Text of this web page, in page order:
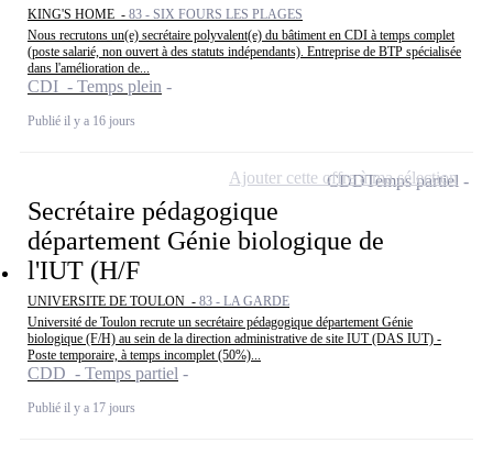
KING'S HOME - 83 - SIX FOURS LES PLAGES
Nous recrutons un(e) secrétaire polyvalent(e) du bâtiment en CDI à temps complet
(poste salarié, non ouvert à des statuts indépendants). Entreprise de BTP spécialisée
dans l'amélioration de...
CDI - Temps plein
Publié il y a 16 jours
Secrétaire pédagogique
département Génie biologique de
l'IUT (H/F
UNIVERSITE DE TOULON - 83 - LA GARDE
Université de Toulon recrute un secrétaire pédagogique département Génie
biologique (F/H) au sein de la direction administrative de site IUT (DAS IUT) -
Poste temporaire, à temps incomplet (50%)...
CDD - Temps partiel
Publié il y a 17 jours
CDDTemps partiel
Ajouter cette offre à ma sélection